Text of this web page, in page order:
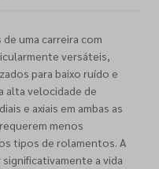
uma carreira com
versáteis,
para baixo ruído e
alta velocidade de
e axiais em ambas as
menos
tipos de rolamentos. A
a vida